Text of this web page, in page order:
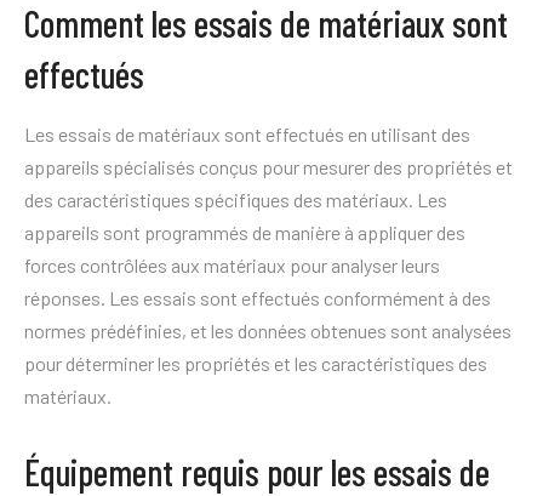
Comment les essais de matériaux sont
effectués
Les essais de matériaux sont effectués en utilisant des
appareils spécialisés conçus pour mesurer des propriétés et
des caractéristiques spécifiques des matériaux. Les
appareils sont programmés de manière à appliquer des
forces contrôlées aux matériaux pour analyser leurs
réponses. Les essais sont effectués conformément à des
normes prédéfinies, et les données obtenues sont analysées
pour déterminer les propriétés et les caractéristiques des
matériaux.
Équipement requis pour les essais de